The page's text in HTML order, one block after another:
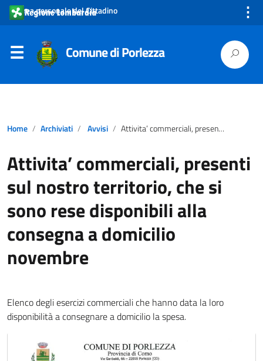
Area personale del Cittadino ⋮
Comune di Porlezza
Home Archiviati Avvisi Attivita’ commerciali, presenti sul nostro territorio, che si sono rese disponibili alla consegna a domicilio novembre
Attivita’ commerciali, presenti
sul nostro territorio, che si
sono rese disponibili alla
consegna a domicilio
novembre
Elenco degli esercizi commerciali che hanno data la loro
disponibilità a consegnare a domicilio la spesa.